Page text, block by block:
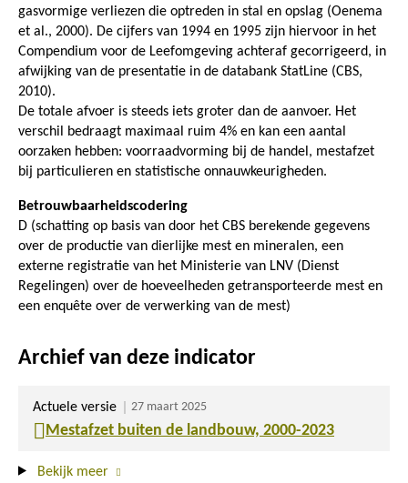
gasvormige verliezen die optreden in stal en opslag (Oenema
et al., 2000). De cijfers van 1994 en 1995 zijn hiervoor in het
Compendium voor de Leefomgeving achteraf gecorrigeerd, in
afwijking van de presentatie in de databank StatLine (CBS,
2010).
De totale afvoer is steeds iets groter dan de aanvoer. Het
verschil bedraagt maximaal ruim 4% en kan een aantal
oorzaken hebben: voorraadvorming bij de handel, mestafzet
bij particulieren en statistische onnauwkeurigheden.
Betrouwbaarheidscodering
D (schatting op basis van door het CBS berekende gegevens
over de productie van dierlijke mest en mineralen, een
externe registratie van het Ministerie van LNV (Dienst
Regelingen) over de hoeveelheden getransporteerde mest en
een enquête over de verwerking van de mest)
Archief van deze indicator
Actuele versie 27 maart 2025
Mestafzet buiten de landbouw, 2000-2023
Bekijk meer